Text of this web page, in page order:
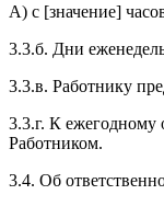
А) с [значение]
3.3.б. Дни
3.3.в. Работнику
3.3.г. К ежегодному
Работником.
3.4. Об